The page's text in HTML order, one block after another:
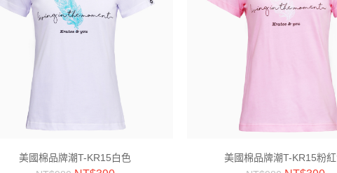
美國棉品牌潮T-KR15白色
美國棉品牌潮T-KR15粉